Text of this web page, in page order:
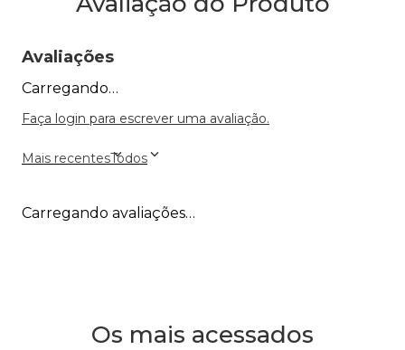
Avaliações
Carregando…
Faça login para escrever uma avaliação.
Mais recentesTodos
Carregando avaliações…
Os mais acessados